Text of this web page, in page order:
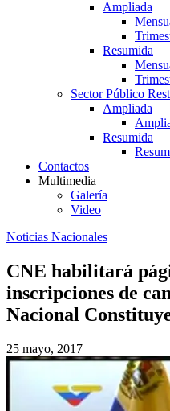
Ampliada
Resumida
Sector Público
Ampliada
Resumida
Contactos
Multimedia
Galería
Video
Noticias Nacionales
CNE habilitará
inscripciones de
Nacional
25 mayo, 2017